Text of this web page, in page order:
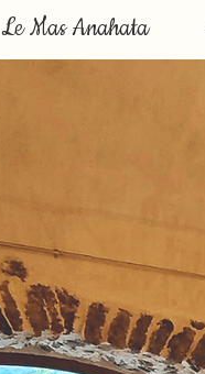
Le Mas Anahata